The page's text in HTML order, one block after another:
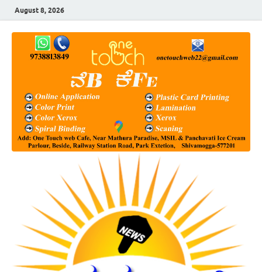
August 8, 2026